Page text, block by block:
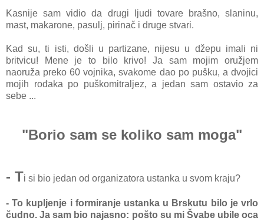
Kasnije sam vidio da drugi ljudi tovare brašno, slaninu,
mast, makarone, pasulj, pirinač i druge stvari.
Kad su, ti isti, došli u partizane, nijesu u džepu imali ni
britvicu! Mene je to bilo krivo! Ja sam mojim oružjem
naoruža preko 60 vojnika, svakome dao po pušku, a dvojici
mojih rođaka po puškomitraljez, a jedan sam ostavio za
sebe ...
"Borio sam se koliko sam moga"
- Ti si bio jedan od organizatora ustanka u svom kraju?
- To kupljenje i formiranje ustanka u Brskutu bilo je vrlo
čudno. Ja sam bio najasno: pošto su mi Švabe ubile oca